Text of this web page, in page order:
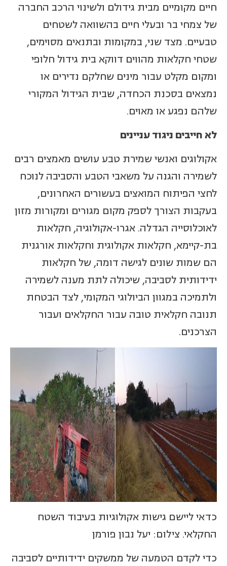
חיים מקומיים מבית גידולם ולשינוי הרכב החברה
של צמחי בר ובעלי חיים בהשוואה לשטחים
טבעיים. מצד שני, במקומות ובתנאים מסוימים,
שטחי חקלאות מהווים דווקא בית גידול חלופי
ומקום מקלט עבור מינים שחלקם נדירים או
נמצאים בסכנת הכחדה, שבית הגידול המקורי
שלהם נפגע או מאוים.
לא חייבים ניגוד עניינים
אקולוגים ואנשי שמירת טבע עושים מאמצים רבים
לשמירה והגנה על משאבי הטבע והסביבה לנוכח
לחצי הפיתוח המואצים בעשורים האחרונים,
בעקבות הצורך לספק מקום מגורים ומקורות מזון
לאוכלוסייה הגדלה. אגרו-אקולוגיה, חקלאות
בת-קיימא, חקלאות אקולוגית וחקלאות אורגנית
הם שמות שונים לגישה דומה, של חקלאות
ידידותית לסביבה, שיכולה לתת מענה לשמירה
ולתמיכה במגוון הביולוגי המקומי, לצד הבטחת
תנובה חקלאית טובה עבור החקלאים ועבור
הצרכנים.
כדאי ליישם גישות אקולוגיות בעיבוד השטח
החקלאי. צילום: יעל נבון פורמן
כדי לקדם הטמעה של ממשקים ידידותיים לסביבה